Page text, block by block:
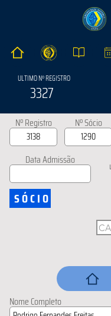
ULTIMO Nº REGISTRO
3327
Nº Registro Nº Sócio
Data Admissão
SÓCIO
Nome Completo